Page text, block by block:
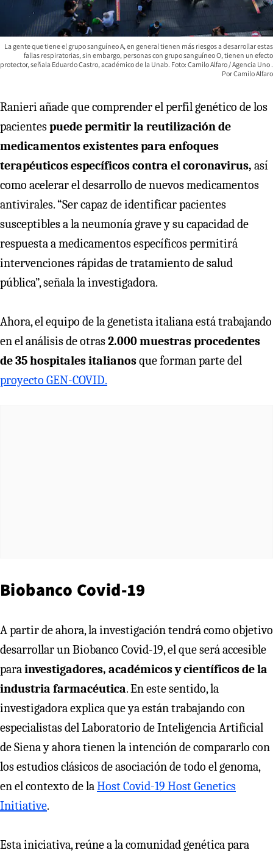
La gente que tiene el grupo sanguíneo A, en general tienen más riesgos a desarrollar estas
fallas respiratorias, sin embargo, personas con grupo sanguíneo O, tienen un efecto
protector, señala Eduardo Castro, académico de la Unab. Foto: Camilo Alfaro / Agencia Uno
Camilo Alfaro
Ranieri añade que comprender el perfil genético de los
pacientespuede permitir la reutilización de
medicamentos existentes para enfoques
terapéuticos específicos contra el coronavirus, así
como acelerar el desarrollo de nuevos medicamentos
antivirales. “Ser capaz de identificar pacientes
susceptibles a la neumonía grave y su capacidad de
respuesta a medicamentos específicos permitirá
intervenciones rápidas de tratamiento de salud
pública”, señala la investigadora.
Ahora, el equipo de la genetista italiana está trabajando
en el análisis de otras2.000 muestras procedentes
de 35 hospitales italianosque forman parte del
proyecto GEN-COVID.
Biobanco Covid-19
A partir de ahora, la investigación tendrá como objetivo
desarrollar un Biobanco Covid-19, el que será accesible
parainvestigadores, académicos y científicos de la
industria farmacéutica. En este sentido, la
investigadora explica que ya están trabajando con
especialistas del Laboratorio de Inteligencia Artificial
de Siena y ahora tienen la intención de compararlo con
los estudios clásicos de asociación de todo el genoma,
en el contexto de laHost Covid-19 Host Genetics
Initiative.
Esta iniciativa, reúne a la comunidad genética para